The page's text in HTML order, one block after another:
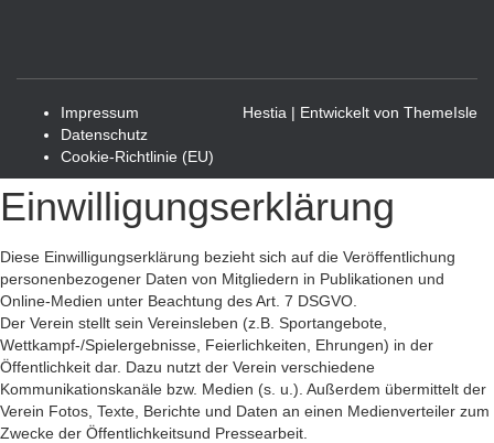
Impressum
Datenschutz
Cookie-Richtlinie (EU)
Hestia | Entwickelt von ThemeIsle
Einwilligungserklärung
Diese Einwilligungserklärung bezieht sich auf die Veröffentlichung
personenbezogener Daten von Mitgliedern in Publikationen und
Online-Medien unter Beachtung des Art. 7 DSGVO.
Der Verein stellt sein Vereinsleben (z.B. Sportangebote,
Wettkampf-/Spielergebnisse, Feierlichkeiten, Ehrungen) in der
Öffentlichkeit dar. Dazu nutzt der Verein verschiedene
Kommunikationskanäle bzw. Medien (s. u.). Außerdem übermittelt der
Verein Fotos, Texte, Berichte und Daten an einen Medienverteiler zum
Zwecke der Öffentlichkeitsund Pressearbeit.